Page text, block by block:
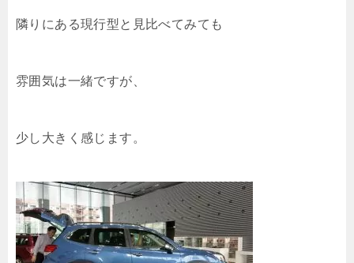
隣りにある現行型と見比べてみても
雰囲気は一緒ですが、
少し大きく感じます。